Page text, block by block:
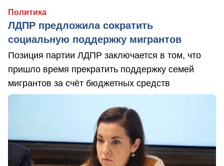
Политика
ЛДПР предложила сократить
социальную поддержку мигрантов
Позиция партии ЛДПР заключается в том, что
пришло время прекратить поддержку семей
мигрантов за счёт бюджетных средств